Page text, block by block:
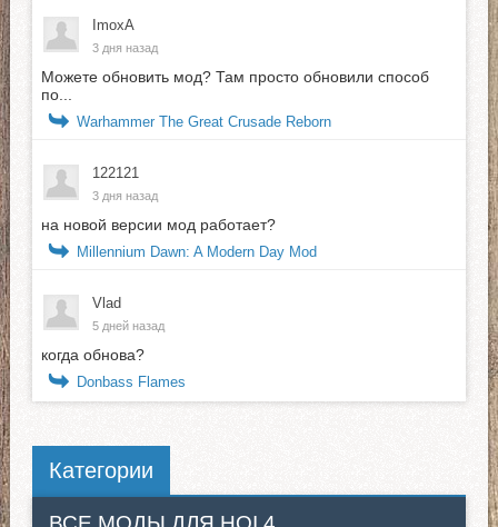
ImoxA
3 дня назад
Можете обновить мод? Там просто обновили способ
по...
Warhammer The Great Crusade Reborn
122121
3 дня назад
на новой версии мод работает?
Millennium Dawn: A Modern Day Mod
Vlad
5 дней назад
когда обнова?
Donbass Flames
Категории